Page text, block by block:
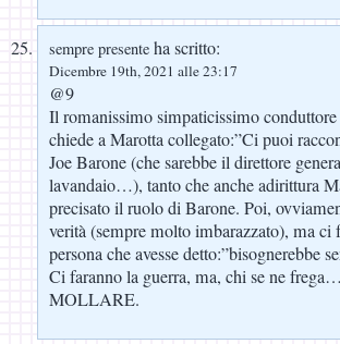
sempre presente ha scritto:
Dicembre 19th, 2021 alle 23:17
@9
Il romanissimo simpaticissimo
chiede a Marotta collegato:”Ci puoi
Joe Barone (che sarebbe il direttore
lavandaio…), tanto che anche adirittura
precisato il ruolo di Barone. Poi,
verità (sempre molto imbarazzato), ma ci
persona che avesse detto:”bisognerebbe
Ci faranno la guerra, ma, chi se ne
MOLLARE.